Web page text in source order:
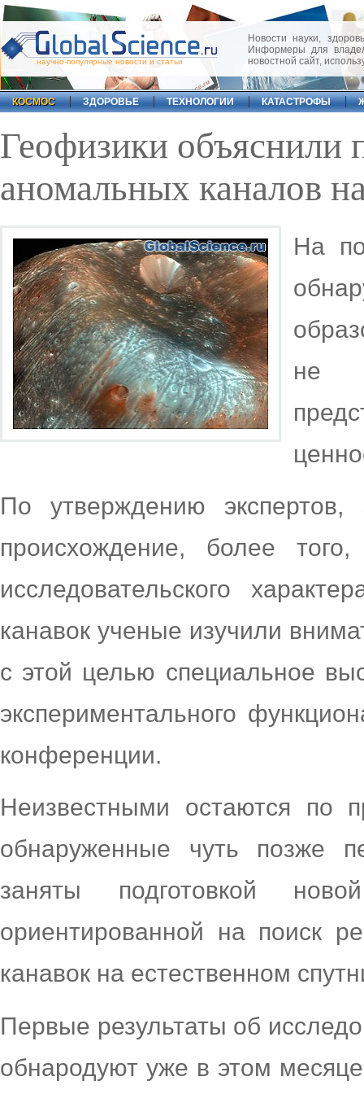
научно-популярные новости и статьи
Новости науки,
Информеры для
новостной сайт,
КОСМОС ЗДОРОВЬЕ ТЕХНОЛОГИИ КАТАСТРОФЫ
Геофизики объяснили
аномальных каналов
На
не
По утверждению
происхождение, более
исследовательского
канавок ученые изучили
с этой целью специальное
экспериментального
конференции.
Неизвестными остаются по
обнаруженные чуть позже
заняты подготовкой
ориентированной на поиск
канавок на естественном
Первые результаты об
обнародуют уже в этом